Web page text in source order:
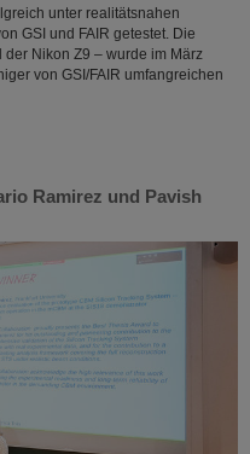
unter realitätsnahen
GSI und FAIR getestet. Die
Nikon Z9 – wurde im März
von GSI/FAIR umfangreichen
Ramirez und Pavish